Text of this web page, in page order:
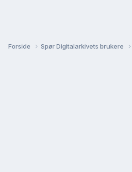
Forside Spør Digitalarkivets brukere